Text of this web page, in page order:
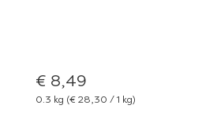
€ 8,49
0.3 kg (€ 28,30 / 1 kg)